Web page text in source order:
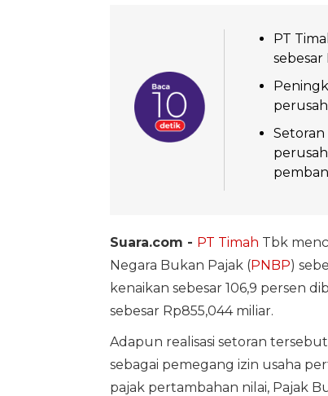
PT
sebesar
Suara.com - PT Timah Tbk
Negara Bukan Pajak (PNBP)
kenaikan sebesar 106,9 persen
sebesar Rp855,044 miliar.
Adapun realisasi setoran
sebagai pemegang izin usaha
pajak pertambahan nilai, Pajak